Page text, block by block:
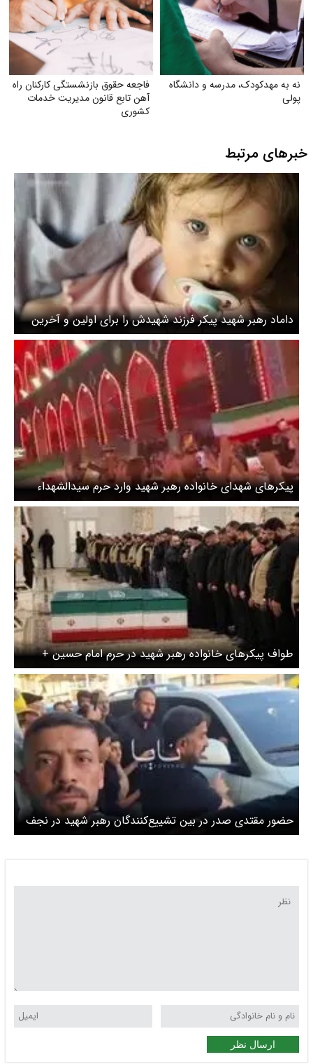
نه به مهدکودک، مدرسه و دانشگاه
پولی
فاجعه حقوق بازنشستگی کارکنان راه
آهن تابع قانون مدیریت خدمات
کشوری
خبرهای مرتبط
داماد رهبر شهید پیکر فرزند شهیدش را برای اولین و آخرین
زیارت به حرم امام علی (ع) برد + عکس
پیکرهای شهدای خانواده رهبر شهید وارد حرم سیدالشهداء
(ع) شدند + ویدئو
طواف پیکرهای خانواده رهبر شهید در حرم امام حسین +
عکس
حضور مقتدی صدر در بین تشییع‌کنندگان رهبر شهید در نجف
+ ویدئو
ارسال نظر